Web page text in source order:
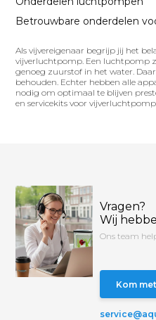
Betrouwbare onderdelen
Als vijvereigenaar begrijp jij het
vijverluchtpomp. Een luchtpomp
genoeg zuurstof in het water.
behouden. Echter hebben alle
nodig om optimaal te blijven
en servicekits voor
Vragen?
Wij
Ons team
Kom